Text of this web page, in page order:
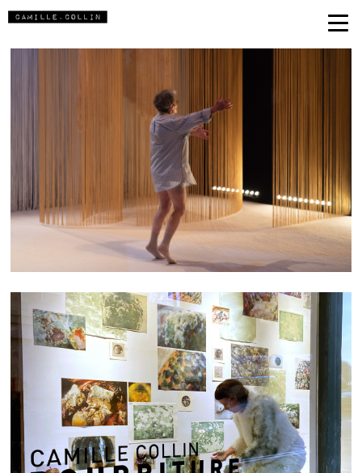
ANNETTE
P O U R R I T U R E